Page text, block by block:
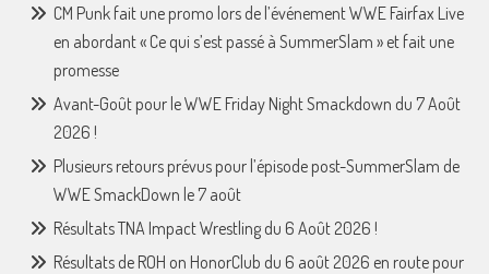
CM Punk fait une promo lors de l’événement WWE Fairfax Live
en abordant « Ce qui s’est passé à SummerSlam » et fait une
promesse
Avant-Goût pour le WWE Friday Night Smackdown du 7 Août
2026 !
Plusieurs retours prévus pour l’épisode post-SummerSlam de
WWE SmackDown le 7 août
Résultats TNA Impact Wrestling du 6 Août 2026 !
Résultats de ROH on HonorClub du 6 août 2026 en route pour